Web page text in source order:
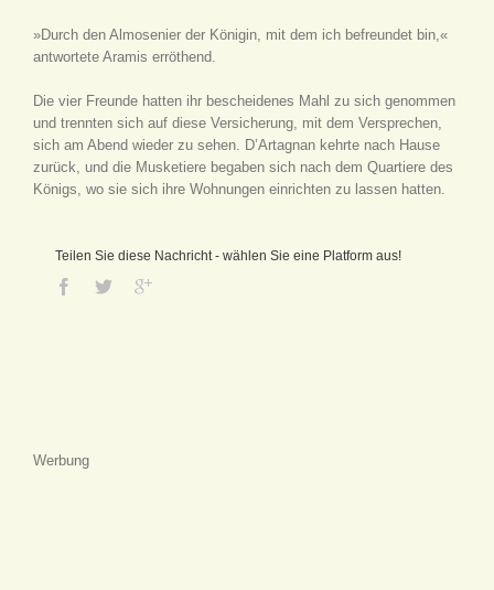
»Durch den Almosenier der Königin, mit dem ich befreundet bin,«
antwortete Aramis erröthend.
Die vier Freunde hatten ihr bescheidenes Mahl zu sich genommen
und trennten sich auf diese Versicherung, mit dem Versprechen,
sich am Abend wieder zu sehen. D’Artagnan kehrte nach Hause
zurück, und die Musketiere begaben sich nach dem Quartiere des
Königs, wo sie sich ihre Wohnungen einrichten zu lassen hatten.
Teilen Sie diese Nachricht - wählen Sie eine Platform aus!
Werbung